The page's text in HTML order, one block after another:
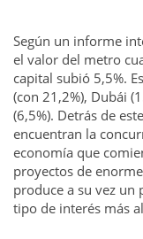
Según un informe
el valor del metro
capital subió 5,5%.
(con 21,2%), Dubái
(6,5%). Detrás de
encuentran la
economía que
proyectos de
produce a su vez un
tipo de interés más